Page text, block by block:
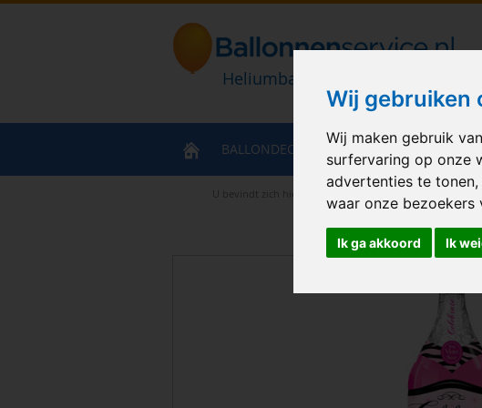
Wij gebruiken
Wij maken gebruik
surfervaring op onze
advertenties te
waar onze bezoekers
Ik ga akkoord Ik
Heliumballonnen en
U bevindt zich hier Decoratie Happy Birthday
BALLONDECORATIES HELIUM